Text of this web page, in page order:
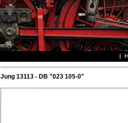
Jung 13113 - DB "023 105-0"